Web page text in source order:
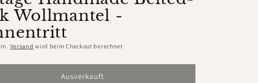
c
e
Wollmantel -
Versand wird beim Checkout berechnet
Ausverkauft